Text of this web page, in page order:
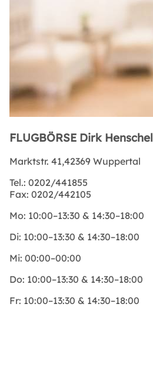
FLUGBÖRSE Dirk Henschel
Marktstr. 41,42369 Wuppertal
Tel.: 0202/441855
Fax: 0202/442105
Mo: 10:00–13:30 & 14:30–18:00
Di: 10:00–13:30 & 14:30–18:00
Mi: 00:00–00:00
Do: 10:00–13:30 & 14:30–18:00
Fr: 10:00–13:30 & 14:30–18:00